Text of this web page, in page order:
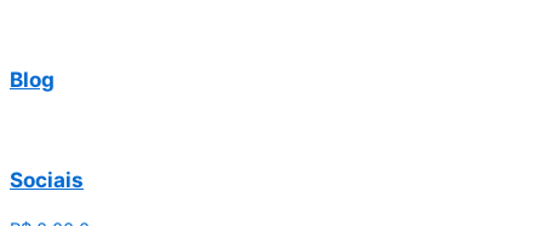
Blog
Sociais